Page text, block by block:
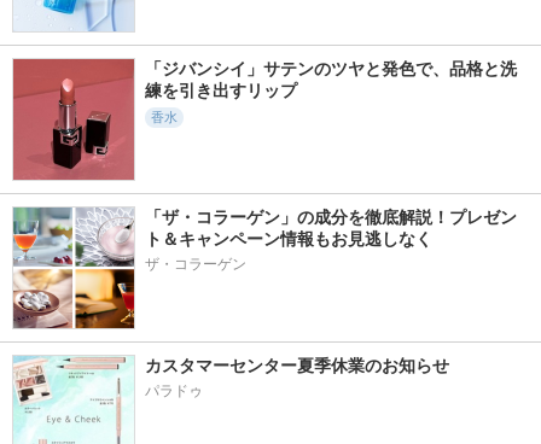
「ジバンシイ」サテンのツヤと発色で、品格と洗
練を引き出すリップ
香水
「ザ・コラーゲン」の成分を徹底解説！プレゼン
ト＆キャンペーン情報もお見逃しなく
ザ・コラーゲン
カスタマーセンター夏季休業のお知らせ
パラドゥ